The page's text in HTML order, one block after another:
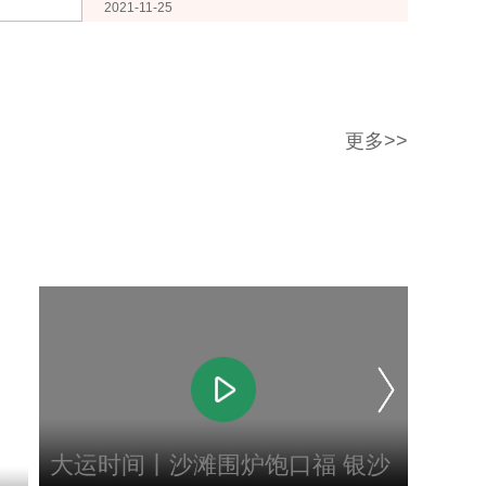
2021-11-25
更多>>
大运时间丨沙滩围炉饱口福 银沙